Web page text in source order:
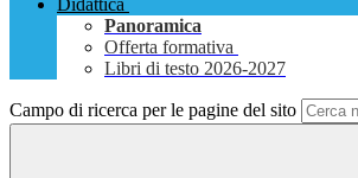
Didattica
Panoramica
Offerta formativa
Libri di testo 2026-2027
Campo di ricerca per le pagine del sito